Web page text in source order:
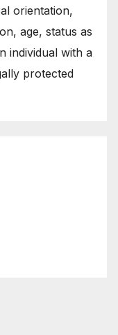
orientation,
age, status as
individual with a
protected